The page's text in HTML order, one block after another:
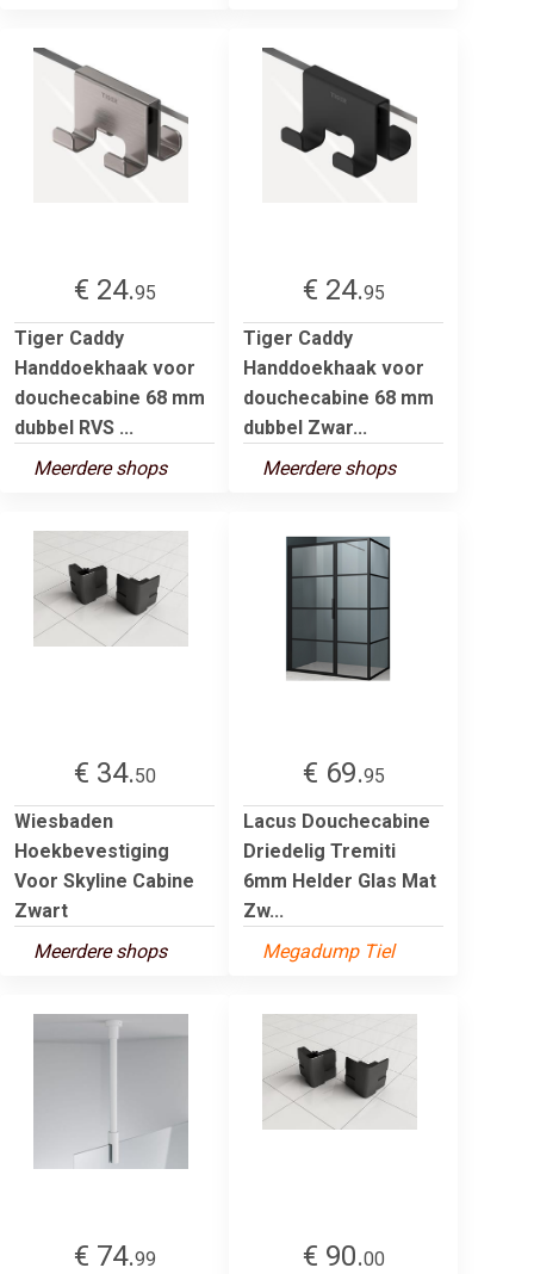
€ 24.95
Tiger Caddy
Handdoekhaak voor
douchecabine 68 mm
dubbel RVS ...
Meerdere shops
€ 24.95
Tiger Caddy
Handdoekhaak voor
douchecabine 68 mm
dubbel Zwar...
Meerdere shops
€ 34.50
Wiesbaden
Hoekbevestiging
Voor Skyline Cabine
Zwart
Meerdere shops
€ 69.95
Lacus Douchecabine
Driedelig Tremiti
6mm Helder Glas Mat
Zw...
Megadump Tiel
€ 74.99
€ 90.00